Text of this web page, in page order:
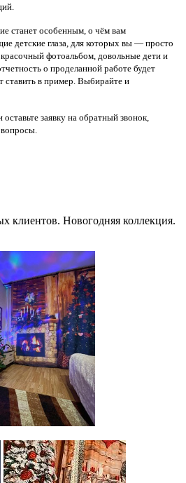
станет особенным, о чём вам
детские глаза, для которых вы — просто
фотоальбом, довольные дети и
о проделанной работе будет
ставить в пример. Выбирайте и
заявку на обратный звонок,
клиентов. Новогодняя коллекция.